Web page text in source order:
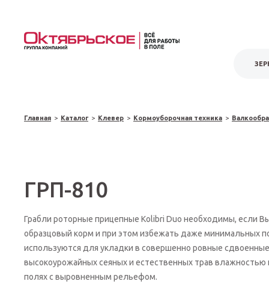
Главная > Каталог > Клевер > Кормоуборочная техника >
ГРП-810
Грабли роторные прицепные Kolibri Duo необходимы, если
образцовый корм и при этом избежать даже минимальных
используются для укладки в совершенно ровные
высокоурожайных сеяных и естественных трав влажностью
полях с выровненным рельефом.